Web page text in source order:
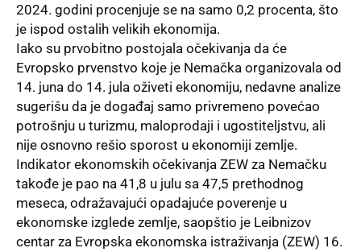
2024. godini procenjuje se na samo 0,2 procenta, što
je ispod ostalih velikih ekonomija.
Iako su prvobitno postojala očekivanja da će
Evropsko prvenstvo koje je Nemačka organizovala od
14. juna do 14. jula oživeti ekonomiju, nedavne analize
sugerišu da je događaj samo privremeno povećao
potrošnju u turizmu, maloprodaji i ugostiteljstvu, ali
nije osnovno rešio sporost u ekonomiji zemlje.
Indikator ekonomskih očekivanja ZEW za Nemačku
takođe je pao na 41,8 u julu sa 47,5 prethodnog
meseca, odražavajući opadajuće poverenje u
ekonomske izglede zemlje, saopštio je Leibnizov
centar za Evropska ekonomska istraživanja (ZEW) 16.